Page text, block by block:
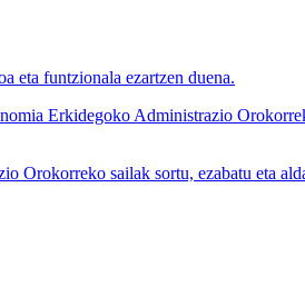
eta funtzionala ezartzen duena.
Erkidegoko Administrazio
sailak sortu, ezabatu eta